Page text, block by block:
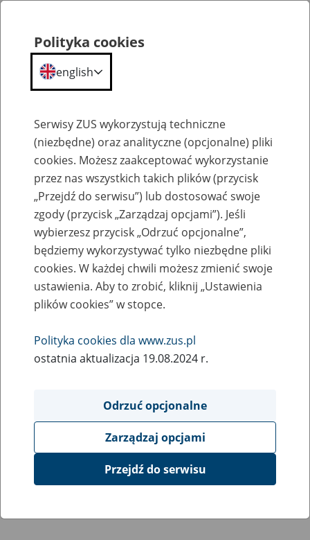
Przepraszamy,
podana strona nie została znaleziona.
Błąd 404
Przejdź do strony głównej
Polityka cookies
english
Serwisy ZUS wykorzystują techniczne
(niezbędne) oraz analityczne (opcjonalne) pliki
cookies. Możesz zaakceptować wykorzystanie
przez nas wszystkich takich plików (przycisk
„Przejdź do serwisu”) lub dostosować swoje
zgody (przycisk „Zarządzaj opcjami”). Jeśli
wybierzesz przycisk „Odrzuć opcjonalne”,
będziemy wykorzystywać tylko niezbędne pliki
cookies. W każdej chwili możesz zmienić swoje
ustawienia. Aby to zrobić, kliknij „Ustawienia
plików cookies” w stopce.
Polityka cookies dla www.zus.pl
ostatnia aktualizacja 19.08.2024 r.
Odrzuć opcjonalne
Zarządzaj opcjami
Przejdź do serwisu